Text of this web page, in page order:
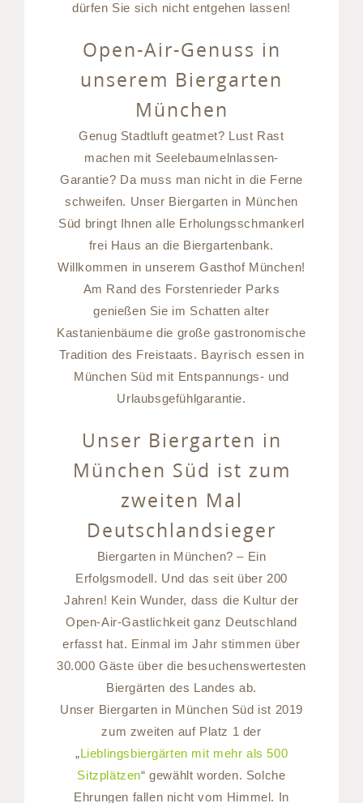
dürfen Sie sich nicht entgehen lassen!
Open-Air-Genuss in
unserem Biergarten
München
Genug Stadtluft geatmet? Lust Rast
machen mit Seelebaumelnlassen-
Garantie? Da muss man nicht in die Ferne
schweifen. Unser Biergarten in München
Süd bringt Ihnen alle Erholungsschmankerl
frei Haus an die Biergartenbank.
Willkommen in unserem Gasthof München!
Am Rand des Forstenrieder Parks
genießen Sie im Schatten alter
Kastanienbäume die große gastronomische
Tradition des Freistaats. Bayrisch essen in
München Süd mit Entspannungs- und
Urlaubsgefühlgarantie.
Unser Biergarten in
München Süd ist zum
zweiten Mal
Deutschlandsieger
Biergarten in München? – Ein
Erfolgsmodell. Und das seit über 200
Jahren! Kein Wunder, dass die Kultur der
Open-Air-Gastlichkeit ganz Deutschland
erfasst hat. Einmal im Jahr stimmen über
30.000 Gäste über die besuchenswertesten
Biergärten des Landes ab.
Unser Biergarten in München Süd ist 2019
zum zweiten auf Platz 1 der
„Lieblingsbiergärten mit mehr als 500
Sitzplätzen“ gewählt worden. Solche
Ehrungen fallen nicht vom Himmel. In